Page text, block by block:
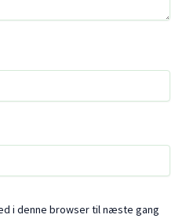
i denne browser til næste gang